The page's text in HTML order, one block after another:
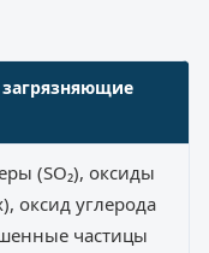
(SO₂), оксиды
оксид углерода
частицы